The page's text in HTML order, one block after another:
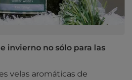
invierno no sólo para las
velas aromáticas de